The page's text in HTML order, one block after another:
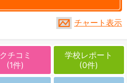
チャート表示
クチコミ
(1件)
学校レポート
(0件)